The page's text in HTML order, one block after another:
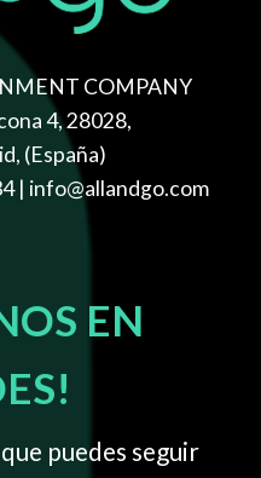
COMPANY
4, 28028,
(España)
| info@allandgo.com
EN
puedes seguir